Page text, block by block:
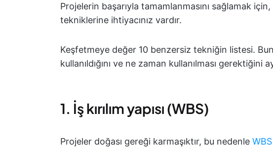
Projelerin başarıyla tamamlanmasını sağlamak
tekniklerine ihtiyacınız vardır.
Keşfetmeye değer 10 benzersiz tekniğin listesi.
kullanıldığını ve ne zaman kullanılması gerektiğini
1. İş kırılım yapısı (WBS)
Projeler doğası gereği karmaşıktır, bu nedenle